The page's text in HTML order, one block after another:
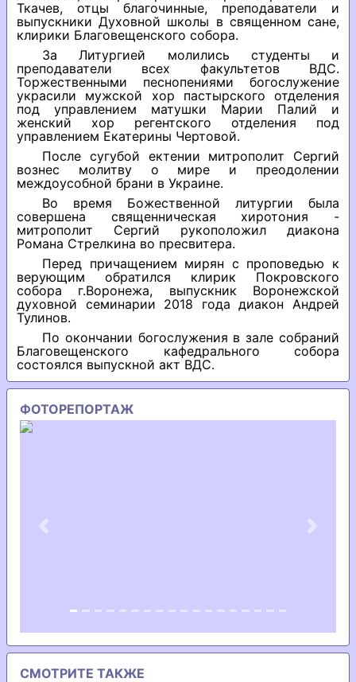
Ткачев, отцы благочинные, преподаватели и
выпускники Духовной школы в священном сане,
клирики Благовещенского собора.
За Литургией молились студенты и
преподаватели всех факультетов ВДС.
Торжественными песнопениями богослужение
украсили мужской хор пастырского отделения
под управлением матушки Марии Палий и
женский хор регентского отделения под
управлением Екатерины Чертовой.
После сугубой ектении митрополит Сергий
вознес молитву о мире и преодолении
междоусобной брани в Украине.
Во время Божественной литургии была
совершена священническая хиротония -
митрополит Сергий рукоположил диакона
Романа Стрелкина во пресвитера.
Перед причащением мирян с проповедью к
верующим обратился клирик Покровского
собора г.Воронежа, выпускник Воронежской
духовной семинарии 2018 года диакон Андрей
Тулинов.
По окончании богослужения в зале собраний
Благовещенского кафедрального собора
состоялся выпускной акт ВДС.
ФОТОРЕПОРТАЖ
Previous Next
СМОТРИТЕ ТАКЖЕ